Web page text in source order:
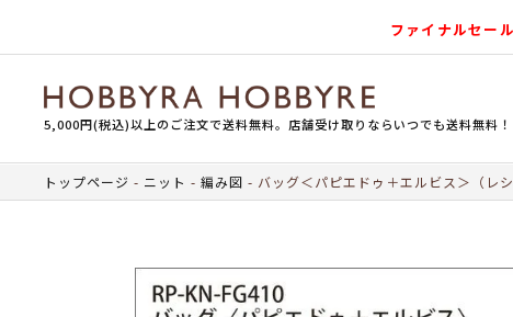
ファイナルセー
5,000円(税込)以上のご注文で送料無料。店舗受け取りならいつでも送料無料！
トップページ ニット 編み図 バッグ＜パピエドゥ＋エルビス＞（レシ